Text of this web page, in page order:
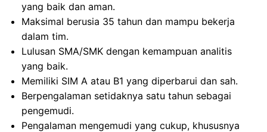
yang baik dan aman.
Maksimal berusia 35 tahun dan mampu bekerja
dalam tim.
Lulusan SMA/SMK dengan kemampuan analitis
yang baik.
Memiliki SIM A atau B1 yang diperbarui dan sah.
Berpengalaman setidaknya satu tahun sebagai
pengemudi.
Pengalaman mengemudi yang cukup, khususnya